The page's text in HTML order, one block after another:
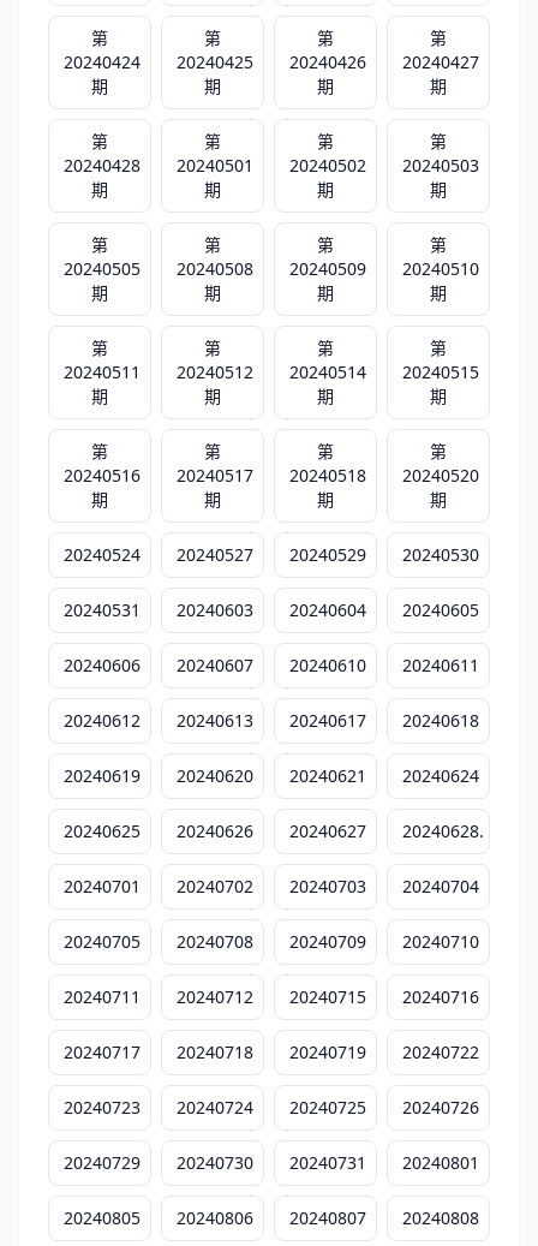
第
20240424
期
第
20240425
期
第
20240426
期
第
20240427
期
第
20240428
期
第
20240501
期
第
20240502
期
第
20240503
期
第
20240505
期
第
20240508
期
第
20240509
期
第
20240510
期
第
20240511
期
第
20240512
期
第
20240514
期
第
20240515
期
第
20240516
期
第
20240517
期
第
20240518
期
第
20240520
期
20240524 20240527 20240529 20240530
20240531 20240603 20240604 20240605
20240606 20240607 20240610 20240611
20240612 20240613 20240617 20240618
20240619 20240620 20240621 20240624
20240625 20240626 20240627 20240628.
20240701 20240702 20240703 20240704
20240705 20240708 20240709 20240710
20240711 20240712 20240715 20240716
20240717 20240718 20240719 20240722
20240723 20240724 20240725 20240726
20240729 20240730 20240731 20240801
20240805 20240806 20240807 20240808